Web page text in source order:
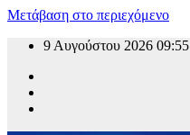
Μετάβαση στο περιεχόμενο
9 Αυγούστου 2026 09:55